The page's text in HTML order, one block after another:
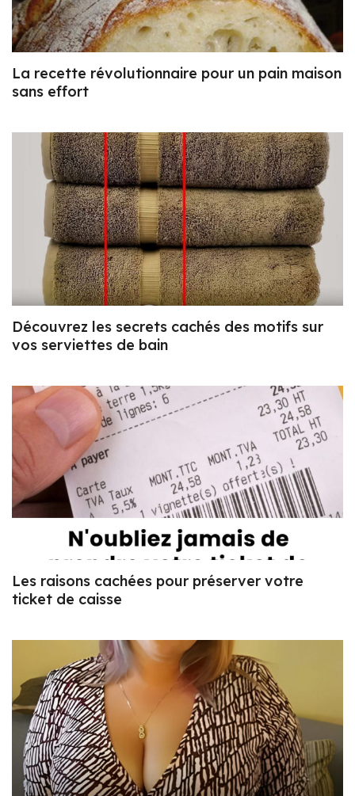
La recette révolutionnaire pour un pain maison
sans effort
Découvrez les secrets cachés des motifs sur
vos serviettes de bain
Les raisons cachées pour préserver votre
ticket de caisse